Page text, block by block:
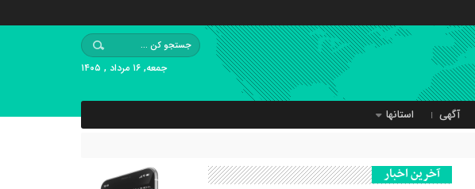
جمعه, ۱۶ مرداد , ۱۴۰۵
آگهی استانها
آخرین اخبار